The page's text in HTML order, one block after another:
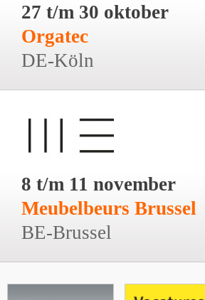
27 t/m 30 oktober
Orgatec
DE-Köln
8 t/m 11 november
Meubelbeurs Brussel
BE-Brussel